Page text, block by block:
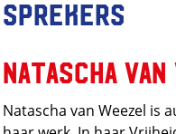
Sprekers
Natascha van
Natascha van Weezel is